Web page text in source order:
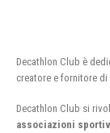
Decathlon Club è
creatore e fornitore
Decathlon Club si
associazioni